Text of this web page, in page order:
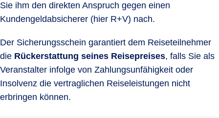
Sie ihm den direkten Anspruch gegen einen
Kundengeldabsicherer (hier R+V) nach.
Der Sicherungsschein garantiert dem Reiseteilnehmer
die Rückerstattung seines Reisepreises, falls Sie als
Veranstalter infolge von Zahlungsunfähigkeit oder
Insolvenz die vertraglichen Reiseleistungen nicht
erbringen können.